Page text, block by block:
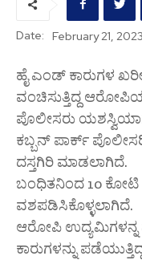
Date: February 21, 2023
ಹೈ ಎಂಡ್ ಕಾರುಗಳ
ವಂಚಿಸುತ್ತಿದ್ದ
ಪೊಲೀಸರು
ಕಬ್ಬನ್ ಪಾರ್ಕ್
ದಸ್ತಗಿರಿ ಮಾಡಲಾಗಿದೆ.
ಬಂಧಿತನಿಂದ 10 ಕೋಟಿ
ವಶಪಡಿಸಿಕೊಳ್ಳಲಾಗಿದೆ.
ಆರೋಪಿ
ಕಾರುಗಳನ್ನು